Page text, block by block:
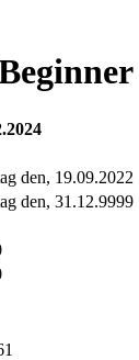
den, 19.09.2022
den, 31.12.9999